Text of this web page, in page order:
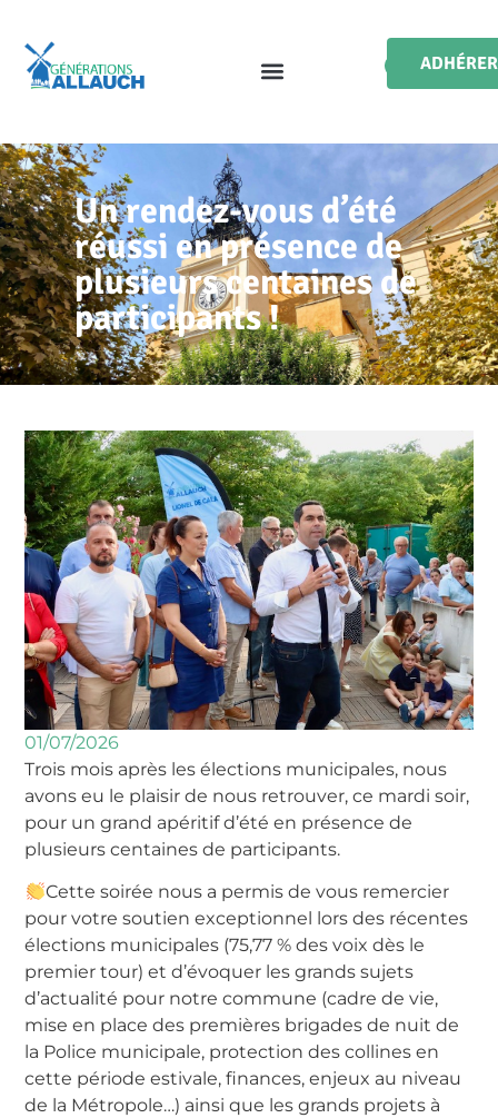
ADHÉRER
Un rendez-vous d’été
réussi en présence de
plusieurs centaines de
participants !
01/07/2026
Trois mois après les élections municipales, nous
avons eu le plaisir de nous retrouver, ce mardi soir,
pour un grand apéritif d’été en présence de ​​
plusieurs centaines de participants.
Cette soirée nous a permis de vous remercier
pour votre soutien exceptionnel lors des récentes
élections municipales (75,77 % des voix dès le
premier tour) et d’évoquer les grands sujets
d’actualité pour notre commune (cadre de vie,
mise en place des premières brigades de nuit de
la Police municipale, protection des collines en
cette période estivale, finances, enjeux au niveau
de la Métropole…) ainsi que les grands projets à